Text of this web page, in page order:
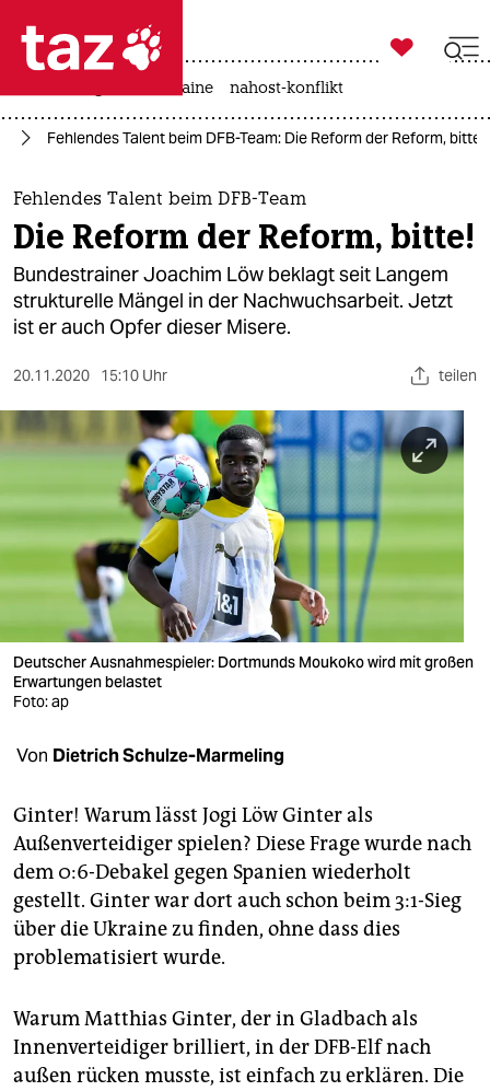
 taz zahl ich
taz zahl ich
themen
politik
öko
gesellschaft
sport
berlin
nord
wahrheit
verlag
verlag
shop
fragen & hilfe
unterstützen
abo
genossenschaft

taz zahl ich
krieg in der ukraine nahost-konflikt
Fehlendes Talent beim DFB-Team: Die Reform der Reform, bitte!
Fehlendes Talent beim DFB-Team
Die Reform der Reform, bitte!
Bundestrainer Joachim Löw beklagt seit Langem
strukturelle Mängel in der Nachwuchsarbeit. Jetzt
ist er auch Opfer dieser Misere.
20.11.2020 15:10 Uhr teilen
Deutscher Ausnahmespieler: Dortmunds Moukoko wird mit großen
Erwartungen belastet
Foto: ap
Von Dietrich Schulze-Marmeling
Ginter! Warum lässt Jogi Löw Ginter als
Außenverteidiger spielen? Diese Frage wurde nach
dem 0:6-Debakel gegen Spanien wiederholt
gestellt. Ginter war dort auch schon beim 3:1-Sieg
über die Ukraine zu finden, ohne dass dies
problematisiert wurde.
Warum Matthias Ginter, der in Gladbach als
Innenverteidiger brilliert, in der DFB-Elf nach
außen rücken musste, ist einfach zu erklären. Die